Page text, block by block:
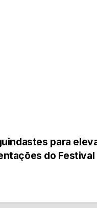
para
do Festival